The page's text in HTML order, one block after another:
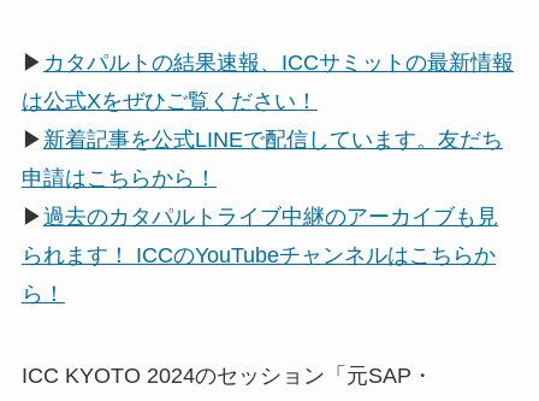
▶ カタパルトの結果速報、ICCサミットの最新情報
は公式Xをぜひご覧ください！
▶ 新着記事を公式LINEで配信しています。友だち
申請はこちらから！
▶過去のカタパルトライブ中継のアーカイブも見
られます！ ICCのYouTubeチャンネルはこちらか
ら！
ICC KYOTO 2024のセッション「元SAP・